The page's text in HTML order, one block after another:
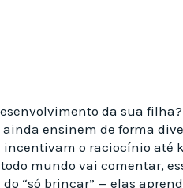
da sua filha?
ensinem de forma
incentivam o raciocínio até
mundo vai comentar,
“só brincar” — elas